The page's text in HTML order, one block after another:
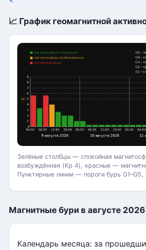
📈 График геомагнитной
Зелёные столбцы — спокойная
возбуждённая (Kp 4), красные —
Пунктирные линии — пороги бурь
Магнитные бури в августе
Календарь месяца: за